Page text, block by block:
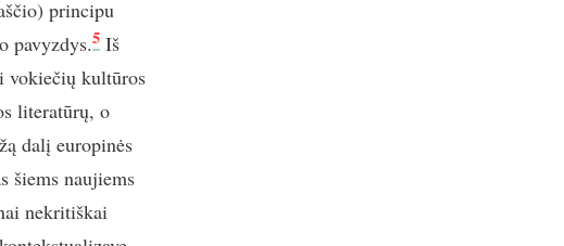
principu
pavyzdys.5 Iš
vokiečių kultūros
literatūrų, o
dalį europinės
šiems naujiems
nekritiškai